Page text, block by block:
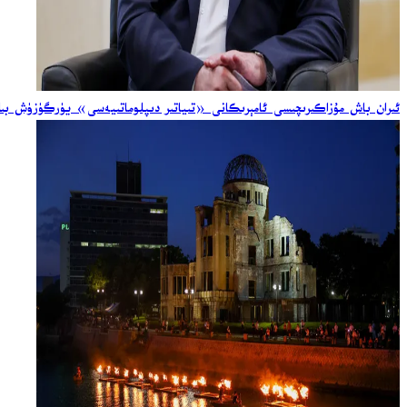
ئىران باش مۇزاكىرىچىسى ئامېرىكانى «تىياتىر دىپلوماتىيەسى» يۈرگۈزۈش